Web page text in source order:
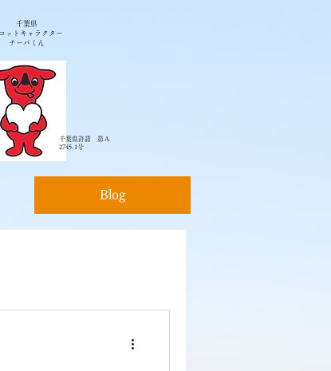
千葉県
ットキャラクター
チーバくん
千葉県許諾 第Ａ
2745-1号
Blog